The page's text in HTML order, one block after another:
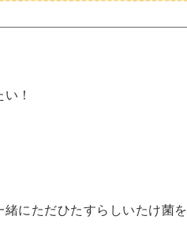
！
にただひたすらしいたけ菌を